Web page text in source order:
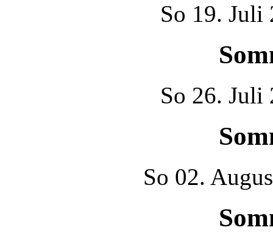
So 19. Juli
So 26. Juli
So 02.